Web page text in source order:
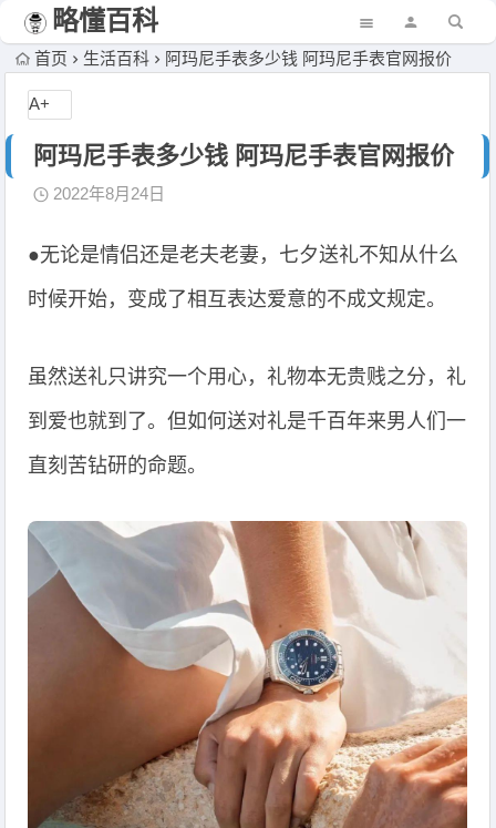
略懂百科
首页 生活百科 阿玛尼手表多少钱 阿玛尼手表官网报价
阿玛尼手表多少钱 阿玛尼手表官网报价
2022年8月24日
●无论是情侣还是老夫老妻，七夕送礼不知从什么
时候开始，变成了相互表达爱意的不成文规定。
虽然送礼只讲究一个用心，礼物本无贵贱之分，礼
到爱也就到了。但如何送对礼是千百年来男人们一
直刻苦钻研的命题。
A+